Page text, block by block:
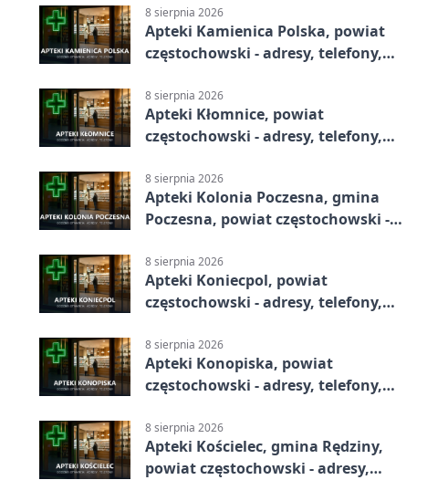
8 sierpnia 2026
Apteki Kamienica Polska, powiat
częstochowski - adresy, telefony,
8 sierpnia 2026
Apteki Kłomnice, powiat
częstochowski - adresy, telefony,
8 sierpnia 2026
Apteki Kolonia Poczesna, gmina
Poczesna, powiat częstochowski -
8 sierpnia 2026
Apteki Koniecpol, powiat
częstochowski - adresy, telefony,
8 sierpnia 2026
Apteki Konopiska, powiat
częstochowski - adresy, telefony,
8 sierpnia 2026
Apteki Kościelec, gmina Rędziny,
powiat częstochowski - adresy,